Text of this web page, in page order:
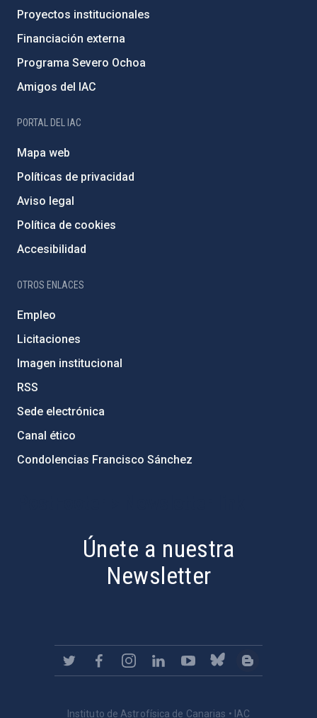
Proyectos institucionales
Financiación externa
Programa Severo Ochoa
Amigos del IAC
PORTAL DEL IAC
Mapa web
Políticas de privacidad
Aviso legal
Política de cookies
Accesibilidad
OTROS ENLACES
Empleo
Licitaciones
Imagen institucional
RSS
Sede electrónica
Canal ético
Condolencias Francisco Sánchez
Únete a nuestra
Newsletter
Instituto de Astrofísica de Canarias • IAC